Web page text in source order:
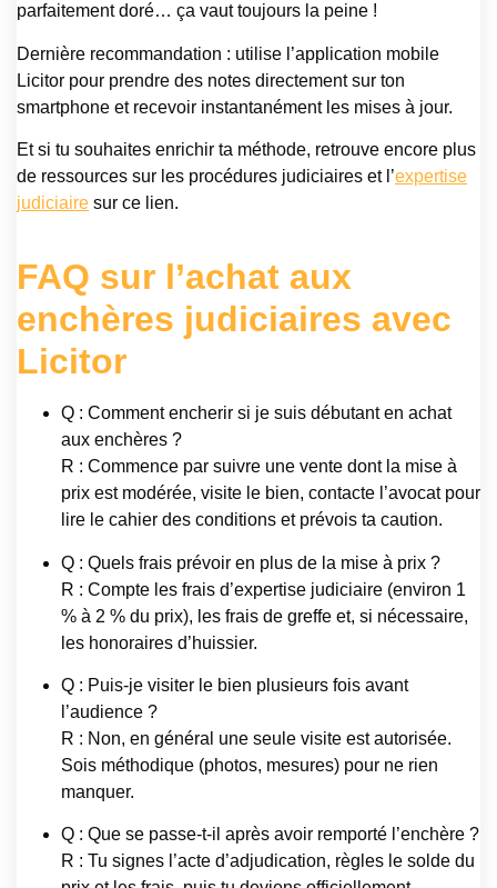
parfaitement doré… ça vaut toujours la peine !
Dernière recommandation : utilise l’application mobile
Licitor pour prendre des notes directement sur ton
smartphone et recevoir instantanément les mises à jour.
Et si tu souhaites enrichir ta méthode, retrouve encore plus
de ressources sur les procédures judiciaires et l’expertise
judiciaire sur ce lien.
FAQ sur l’achat aux
enchères judiciaires avec
Licitor
Q : Comment encherir si je suis débutant en achat
aux enchères ?
R : Commence par suivre une vente dont la mise à
prix est modérée, visite le bien, contacte l’avocat pour
lire le cahier des conditions et prévois ta caution.
Q : Quels frais prévoir en plus de la mise à prix ?
R : Compte les frais d’expertise judiciaire (environ 1
% à 2 % du prix), les frais de greffe et, si nécessaire,
les honoraires d’huissier.
Q : Puis-je visiter le bien plusieurs fois avant
l’audience ?
R : Non, en général une seule visite est autorisée.
Sois méthodique (photos, mesures) pour ne rien
manquer.
Q : Que se passe-t-il après avoir remporté l’enchère ?
R : Tu signes l’acte d’adjudication, règles le solde du